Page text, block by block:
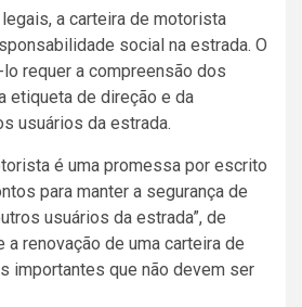
a carteira de motorista
social na estrada. O
requer a compreensão dos
etiqueta de direção e da
usuários da estrada.
é uma promessa por escrito
para manter a segurança de
usuários da estrada”, de
renovação de uma carteira de
importantes que não devem ser